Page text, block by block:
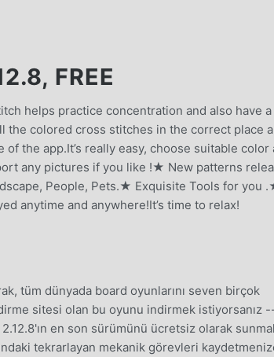
FREE
helps practice concentration and also have a
colored cross stitches in the correct place
the app.It’s really easy, choose suitable color
any pictures if you like !★ New patterns
People, Pets.★ Exquisite Tools for you
anytime and anywhere!It’s time to relax!
tüm dünyada board oyunlarını seven birçok
sitesi olan bu oyunu indirmek istiyorsanız
en son sürümünü ücretsiz olarak
tekrarlayan mekanik görevleri